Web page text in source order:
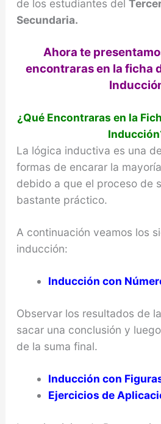
de los estudiantes del
Secundaria.
Ahora te
encontraras en la ficha
¿Qué Encontraras en la
La lógica inductiva es una
formas de encarar la
debido a que el proceso de
bastante práctico.
A continuación veamos los
inducción:
Inducción con
Observar los resultados de
sacar una conclusión y
de la suma final.
Inducción con
Ejercicios de